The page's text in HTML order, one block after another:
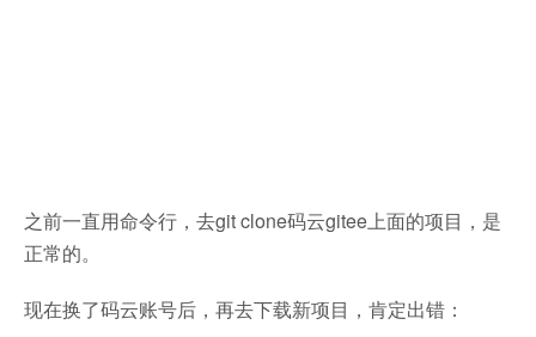
之前一直用命令行，去git clone码云gitee上面的项目，是
正常的。
现在换了码云账号后，再去下载新项目，肯定出错：